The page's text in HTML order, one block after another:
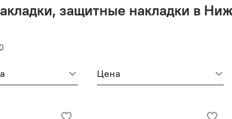
защитные накладки в
Цена